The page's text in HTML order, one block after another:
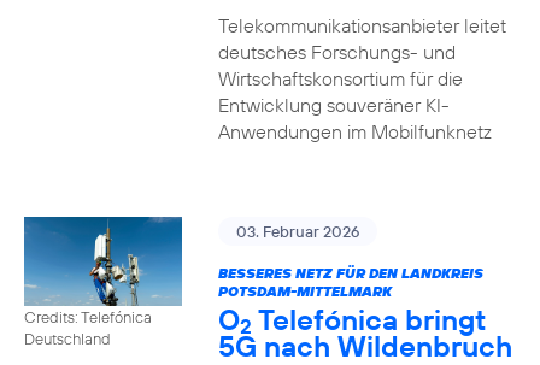
Telekommunikationsanbieter leitet
deutsches Forschungs- und
Wirtschaftskonsortium für die
Entwicklung souveräner KI-
Anwendungen im Mobilfunknetz
Credits: Telefónica
Deutschland
03. Februar 2026
BESSERES NETZ FÜR DEN LANDKREIS
POTSDAM-MITTELMARK
O2 Telefónica bringt
5G nach Wildenbruch